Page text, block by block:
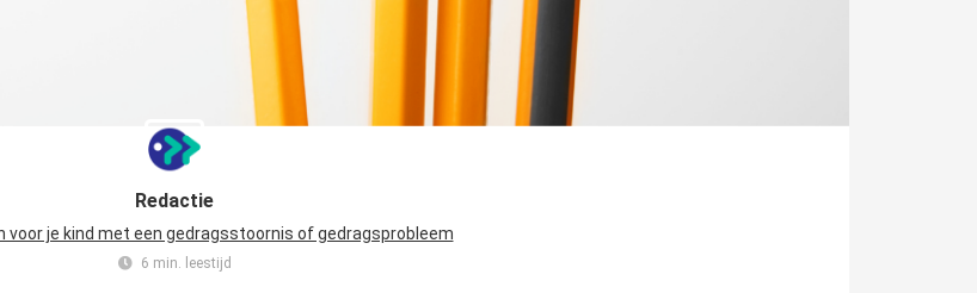
Redactie
voor je kind met een gedragsstoornis of gedragsprobleem
6 min. leestijd